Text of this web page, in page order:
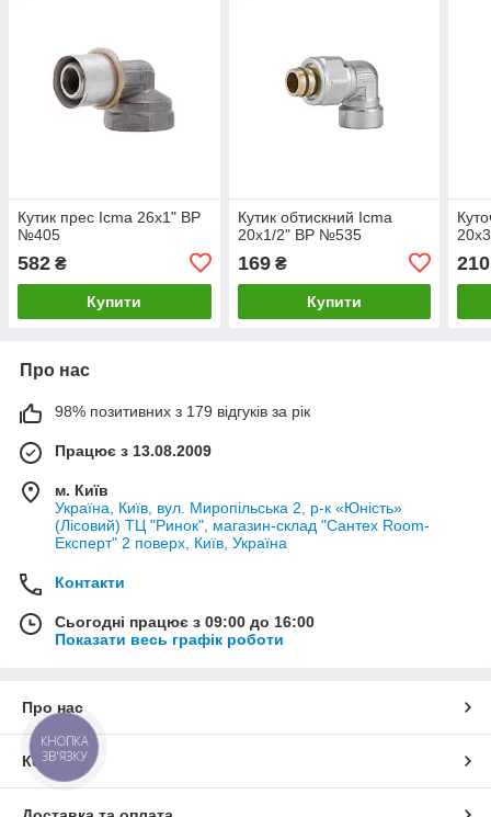
Кутик прес Icma 26х1" ВР
№405
582 ₴
Купити
Кутик обтискний Icma
20х1/2" ВР №535
169₴
Купити
210
Про нас
98% позитивних з 179 відгуків за рік
Працює з 13.08.2009
м. Київ
Україна, Київ, вул. Миропільська 2, р-к «Юність»
(Лісовий) ТЦ "Ринок", магазин-склад "Сантех Room-
Експерт" 2 поверх, Київ, Україна
Контакти
Сьогодні працює з 09:00 до 16:00
Показати весь графік роботи
Про нас
Контакти
КНОПКА
ЗВ'ЯЗКУ